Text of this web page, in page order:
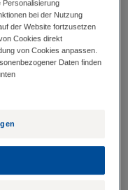
einher?
höher oder das
Personalisierung
bei der Nutzung
der Website fortzusetzen
Cookies direkt
von Cookies anpassen.
Daten finden